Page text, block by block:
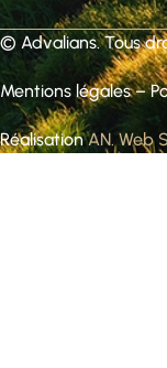
© Advalians. Tous
Mentions légales–
RéalisationAN. Web